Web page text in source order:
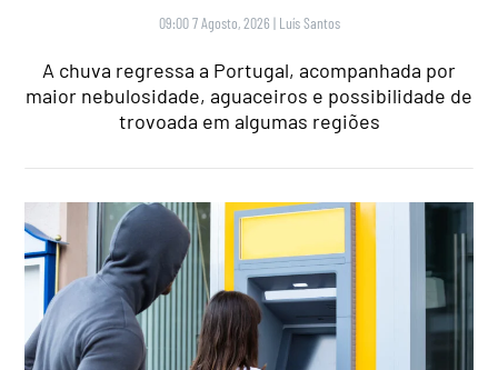
09:00 7 Agosto, 2026 | Luís Santos
A chuva regressa a Portugal, acompanhada por
maior nebulosidade, aguaceiros e possibilidade de
trovoada em algumas regiões